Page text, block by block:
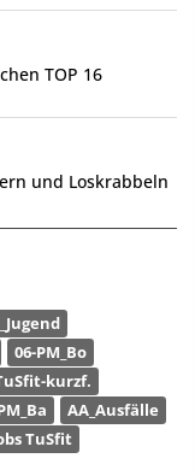
TOP 16
und Loskrabbeln
06-PM_Bo
kurzf.
AA_Ausfälle
TuSfit